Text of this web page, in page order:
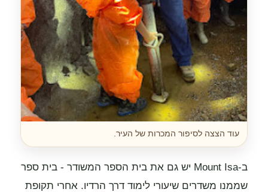
עוד הצצה לסיפור המכרות של העיר.
ב-Mount Isa יש גם את בית הספר המשודר - בית ספר
שממנו משדרים שיעורי לימוד דרך הרדיו. אחרי תקופת